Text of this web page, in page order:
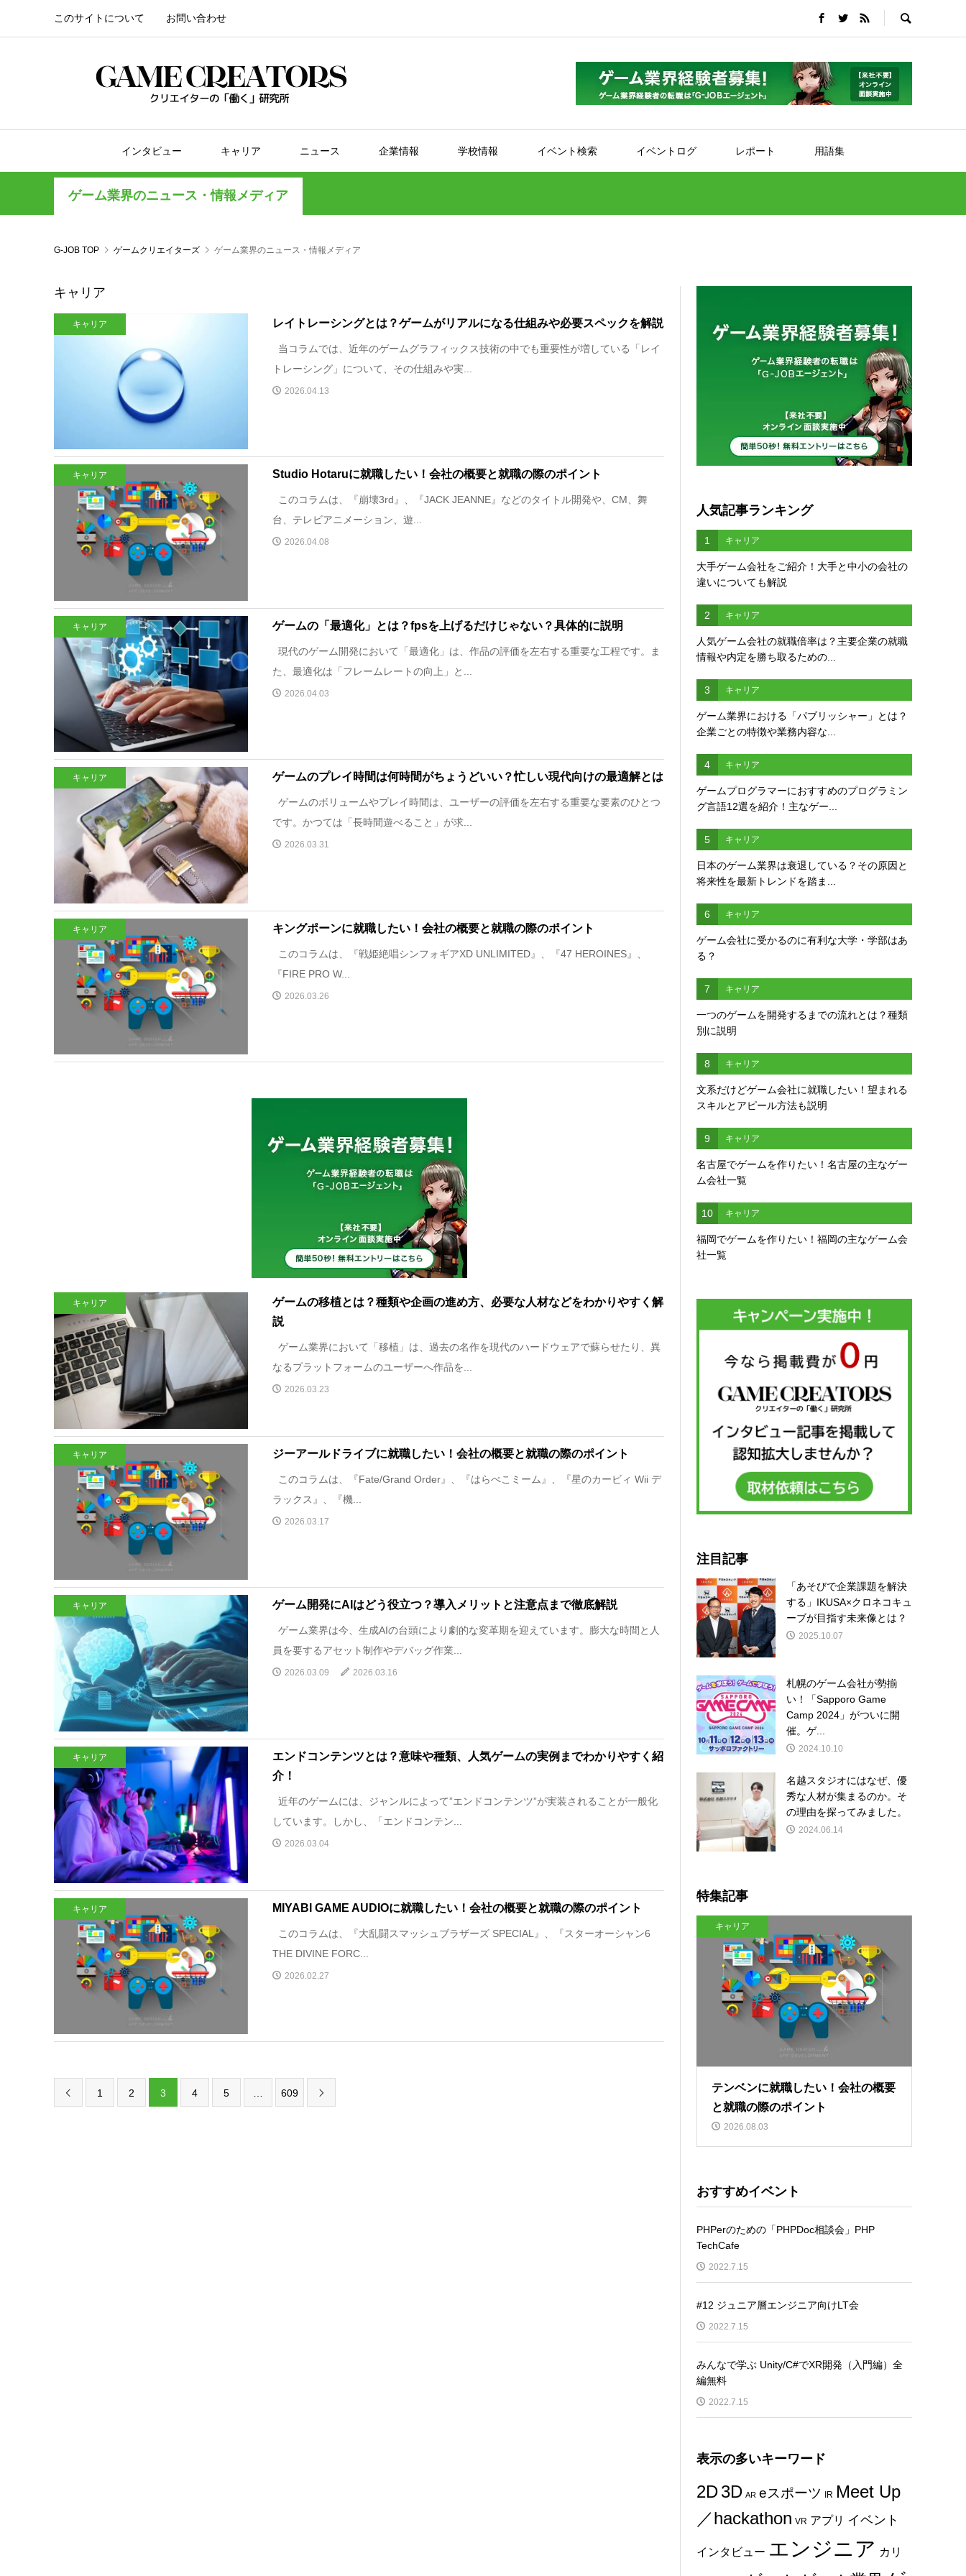
このサイトについて お問い合わせ
インタビュー キャリア ニュース 企業情報 学校情報 イベント検索 イベントログ レポート 用語集
ゲーム業界のニュース・情報メディア
G-JOB TOP ゲームクリエイターズ ゲーム業界のニュース・情報メディア
キャリア
キャリア レイトレーシングとは？ゲームがリアルになる仕組みや必要スペックを解説
当コラムでは、近年のゲームグラフィックス技術の中でも重要性が増している「レイ
トレーシング」について、その仕組みや実...
2026.04.13
キャリア Studio Hotaruに就職したい！会社の概要と就職の際のポイント
このコラムは、『崩壊3rd』、『JACK JEANNE』などのタイトル開発や、CM、舞
台、テレビアニメーション、遊...
2026.04.08
キャリア ゲームの「最適化」とは？fpsを上げるだけじゃない？具体的に説明
現代のゲーム開発において「最適化」は、作品の評価を左右する重要な工程です。ま
た、最適化は「フレームレートの向上」と...
2026.04.03
キャリア ゲームのプレイ時間は何時間がちょうどいい？忙しい現代向けの最適解とは
ゲームのボリュームやプレイ時間は、ユーザーの評価を左右する重要な要素のひとつ
です。かつては「長時間遊べること」が求...
2026.03.31
キャリア キングポーンに就職したい！会社の概要と就職の際のポイント
このコラムは、『戦姫絶唱シンフォギアXD UNLIMITED』、『47 HEROINES』、
『FIRE PRO W...
2026.03.26
キャリア
ゲームの移植とは？種類や企画の進め方、必要な人材などをわかりやすく解
説
ゲーム業界において「移植」は、過去の名作を現代のハードウェアで蘇らせたり、異
なるプラットフォームのユーザーへ作品を...
2026.03.23
キャリア ジーアールドライブに就職したい！会社の概要と就職の際のポイント
このコラムは、『Fate/Grand Order』、『はらぺこミーム』、『星のカービィ Wii デ
ラックス』、『機...
2026.03.17
キャリア ゲーム開発にAIはどう役立つ？導入メリットと注意点まで徹底解説
ゲーム業界は今、生成AIの台頭により劇的な変革期を迎えています。膨大な時間と人
員を要するアセット制作やデバッグ作業...
2026.03.09 2026.03.16
キャリア
エンドコンテンツとは？意味や種類、人気ゲームの実例までわかりやすく紹
介！
近年のゲームには、ジャンルによって”エンドコンテンツ”が実装されることが一般化
しています。しかし、「エンドコンテン...
2026.03.04
キャリア MIYABI GAME AUDIOに就職したい！会社の概要と就職の際のポイント
このコラムは、『大乱闘スマッシュブラザーズ SPECIAL』、『スターオーシャン6
THE DIVINE FORC...
2026.02.27
 1 2 3 4 5 609 
人気記事ランキング
1 キャリア
大手ゲーム会社をご紹介！大手と中小の会社の
違いについても解説
2 キャリア
人気ゲーム会社の就職倍率は？主要企業の就職
情報や内定を勝ち取るための...
3 キャリア
ゲーム業界における「パブリッシャー」とは？
企業ごとの特徴や業務内容な...
4 キャリア
ゲームプログラマーにおすすめのプログラミン
グ言語12選を紹介！主なゲー...
5 キャリア
日本のゲーム業界は衰退している？その原因と
将来性を最新トレンドを踏ま...
6 キャリア
ゲーム会社に受かるのに有利な大学・学部はあ
る？
7 キャリア
一つのゲームを開発するまでの流れとは？種類
別に説明
8 キャリア
文系だけどゲーム会社に就職したい！望まれる
スキルとアピール方法も説明
9 キャリア
名古屋でゲームを作りたい！名古屋の主なゲー
ム会社一覧
10 キャリア
福岡でゲームを作りたい！福岡の主なゲーム会
社一覧
注目記事
「あそびで企業課題を解決
する」IKUSA×クロネコキュ
ーブが目指す未来像とは？
2025.10.07
札幌のゲーム会社が勢揃
い！「Sapporo Game
Camp 2024」がついに開
催。ゲ...
2024.10.10
名越スタジオにはなぜ、優
秀な人材が集まるのか。そ
の理由を探ってみました。
2024.06.14
特集記事
キャリア
テンベンに就職したい！会社の概要
と就職の際のポイント
2026.08.03
おすすめイベント
PHPerのための「PHPDoc相談会」PHP
TechCafe
2022.7.15
#12 ジュニア層エンジニア向けLT会
2022.7.15
みんなで学ぶ Unity/C#でXR開発（入門編）全
編無料
2022.7.15
表示の多いキーワード
2D3D AR eスポーツ IR Meet Up
／hackathon VR アプリ イベント
インタビュー エンジニア カリ